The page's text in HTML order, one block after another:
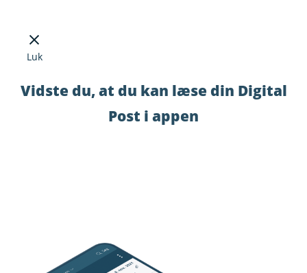
Luk
Vidste du, at du kan læse din Digital
Post i appen